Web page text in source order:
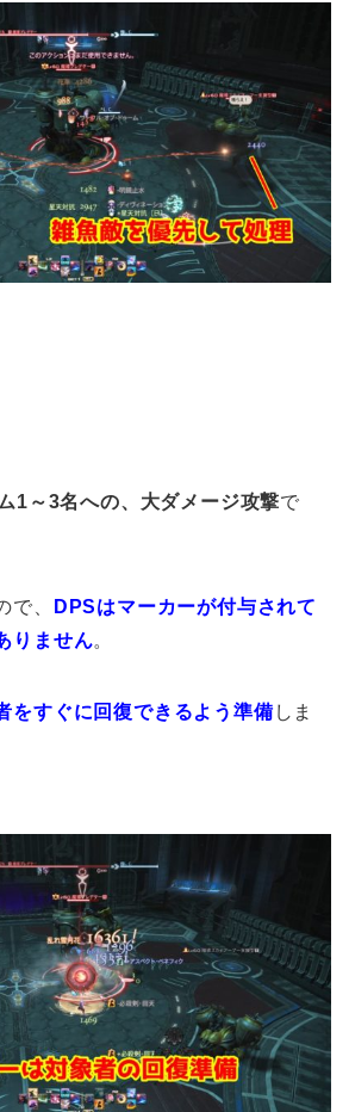
1～3名への、大ダメージ攻撃で
で、
DPSはマーカーが付与されて
りません。
をすぐに回復できるよう準備 しま